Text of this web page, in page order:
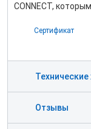
CONNECT,
Сертификат
Технические
Отзывы